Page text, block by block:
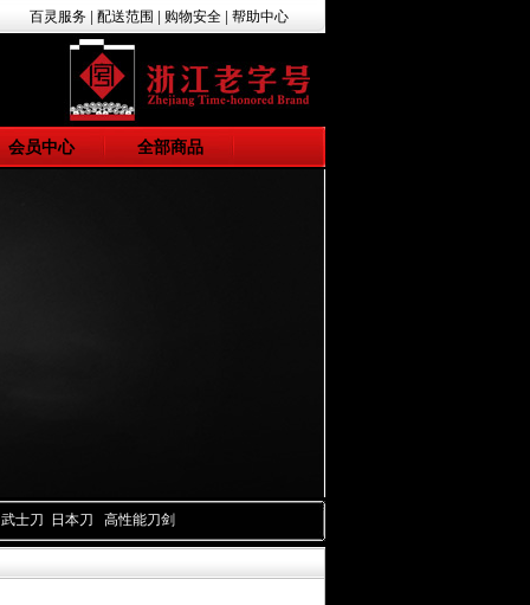
百灵服务 配送范围 购物安全 帮助中心
会员中心 全部商品
士刀 日本刀 高性能刀剑